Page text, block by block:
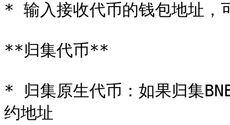
* 输入接收代币的钱包地址，
**归集代币**
* 归集原生代币：如果归集
约地址